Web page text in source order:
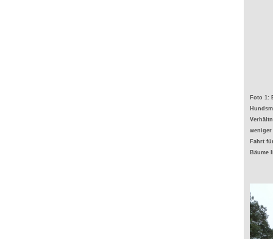
Foto 1:
Fahrt
Bäume